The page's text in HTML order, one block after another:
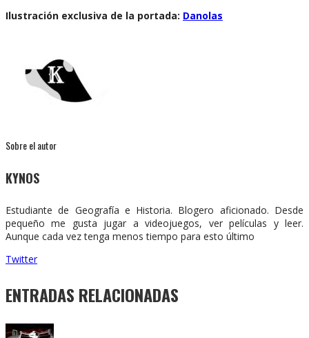
Ilustración exclusiva de la portada: Danolas
Sobre el autor
KYNOS
Estudiante de Geografía e Historia. Blogero aficionado. Desde
pequeño me gusta jugar a videojuegos, ver películas y leer.
Aunque cada vez tenga menos tiempo para esto último
Twitter
ENTRADAS RELACIONADAS